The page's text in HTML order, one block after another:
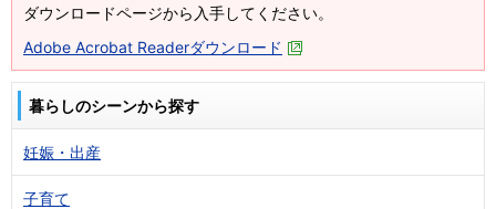
ダウンロードページから入手してください。
Adobe Acrobat Readerダウンロード
暮らしのシーンから探す
妊娠・出産
子育て